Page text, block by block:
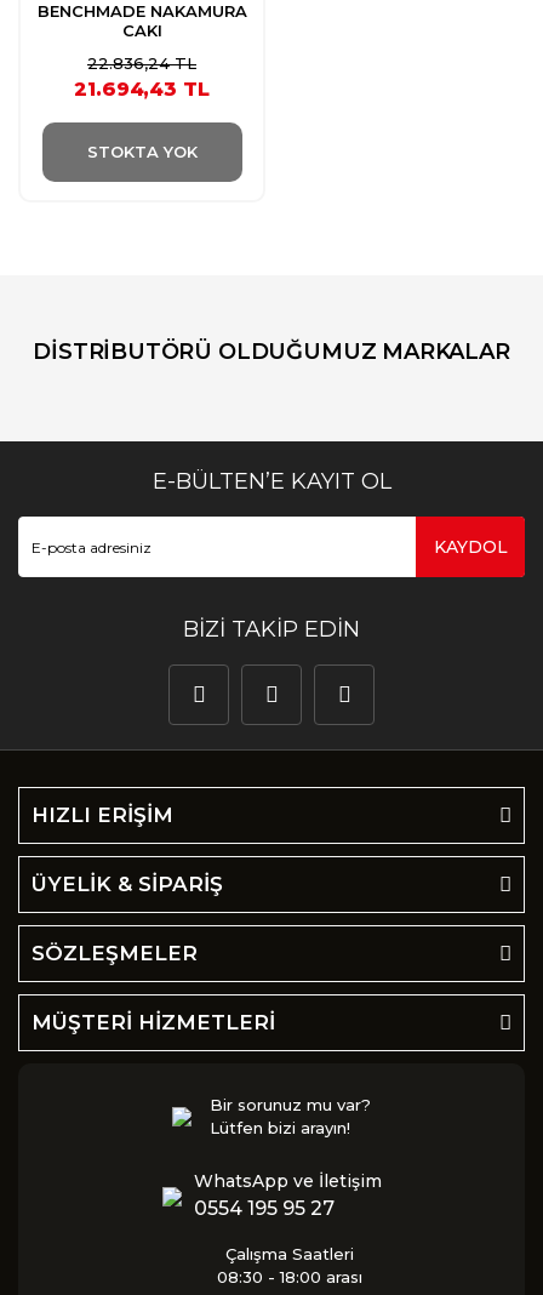
BENCHMADE NAKAMURA
CAKI
22.836,24 TL
21.694,43 TL
STOKTA YOK
DİSTRİBUTÖRÜ OLDUĞUMUZ MARKALAR
E-BÜLTEN’E KAYIT OL
KAYDOL
BİZİ TAKİP EDİN
HIZLI ERİŞİM
ÜYELİK & SİPARİŞ
SÖZLEŞMELER
MÜŞTERİ HİZMETLERİ
Bir sorunuz mu var?
Lütfen bizi arayın!
WhatsApp ve İletişim
0554 195 95 27
Çalışma Saatleri
08:30 - 18:00 arası